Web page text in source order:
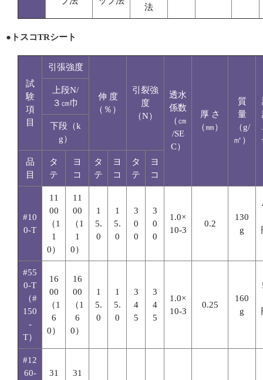
法
●トスコTRシート
試
験
項
目
引張強度
伸 度
（％）
引裂強
度
（N）
透水
係数
（㎝
/SE
C）
厚 さ
（㎜）
質
量
（g/
㎡）
上段N/
３㎝巾
下段（k
g）
品
目
タ
テ
ヨ
コ
タ
テ
ヨ
コ
タ
テ
ヨ
コ
#10
0-T
11
00
（1
1
0）
11
00
（1
1
0）
1
5.
0
1
5.
0
3
0
0
3
0
0
1.0×
10-3
0.2
130
g
#55
0-T
（#
150
-
T）
16
00
（1
6
0）
16
00
（1
6
0）
1
5.
0
1
5.
0
3
4
5
3
4
5
1.0×
10-3
0.25
160
g
#12
60-
31
31